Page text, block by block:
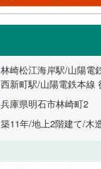
林崎松江海岸駅/山陽電
西新町駅/山陽電鉄本線
兵庫県明石市林崎町2
築11年/地上2階建て/木